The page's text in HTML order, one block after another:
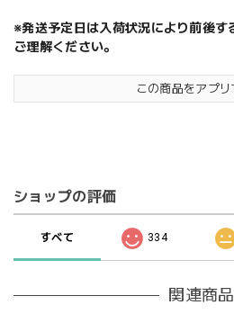
※発送予定日は入荷状況により前後す
ご理解ください。
この商品をアプリ
ショップの評価
すべて 334
関連商品